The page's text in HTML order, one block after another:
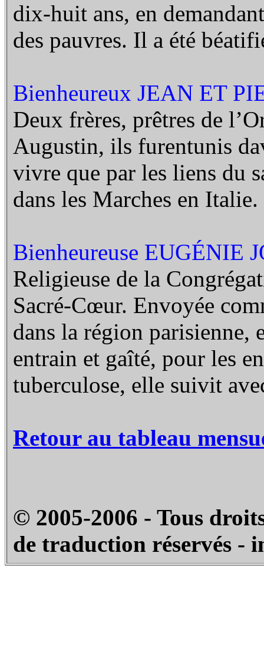
dix-huit ans, en
des pauvres. Il a été
Bienheureux JEAN ET
Deux frères, prêtres de
Augustin, ils furentunis
vivre que par les liens du
dans les Marches en Italie.
Bienheureuse EUGÉNIE
Religieuse de la
Sacré-Cœur. Envoyée
dans la région parisienne,
entrain et gaîté, pour les
tuberculose, elle suivit
Retour au tableau
© 2005-2006 - Tous
de traduction réservés -